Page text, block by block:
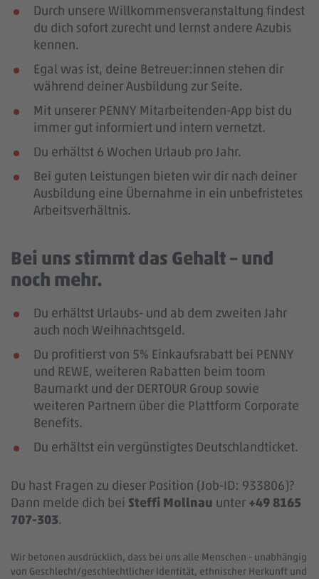
Durch unsere Willkommensveranstaltung findest
du dich sofort zurecht und lernst andere Azubis
kennen.
Egal was ist, deine Betreuer:innen stehen dir
während deiner Ausbildung zur Seite.
Mit unserer PENNY Mitarbeitenden-App bist du
immer gut informiert und intern vernetzt.
Du erhältst 6 Wochen Urlaub pro Jahr.
Bei guten Leistungen bieten wir dir nach deiner
Ausbildung eine Übernahme in ein unbefristetes
Arbeitsverhältnis.
Bei uns stimmt das Gehalt – und
noch mehr.
Du erhältst Urlaubs- und ab dem zweiten Jahr
auch noch Weihnachtsgeld.
Du profitierst von 5% Einkaufsrabatt bei PENNY
und REWE, weiteren Rabatten beim toom
Baumarkt und der DERTOUR Group sowie
weiteren Partnern über die Plattform Corporate
Benefits.
Du erhältst ein vergünstigtes Deutschlandticket.
Du hast Fragen zu dieser Position (Job-ID: 933806)?
Dann melde dich bei Steffi Mollnau unter +49 8165
707-303.
Wir betonen ausdrücklich, dass bei uns alle Menschen - unabhängig
von Geschlecht/geschlechtlicher Identität, ethnischer Herkunft und